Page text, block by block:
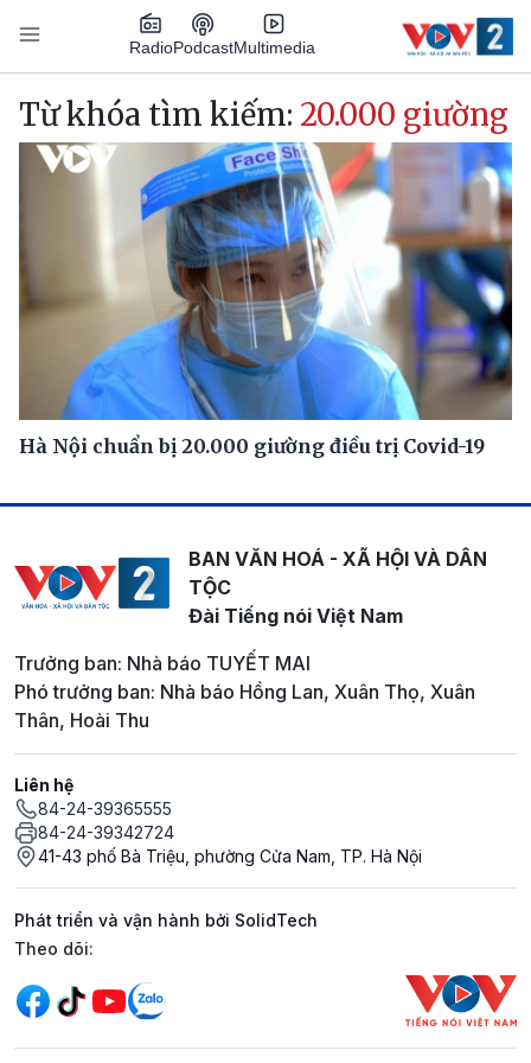
Nhảy đến nội dung
RadioPodcastMultimedia
Main navigation
Từ khóa tìm kiếm: 20.000 giường
Hà Nội chuẩn bị 20.000 giường điều trị Covid-19
BAN VĂN HOÁ - XÃ HỘI VÀ DÂN
TỘC
Đài Tiếng nói Việt Nam
Trưởng ban: Nhà báo TUYẾT MAI
Phó trưởng ban: Nhà báo Hồng Lan, Xuân Thọ, Xuân
Thân, Hoài Thu
Liên hệ
84-24-39365555
84-24-39342724
41-43 phố Bà Triệu, phường Cửa Nam, TP. Hà Nội
Phát triển và vận hành bởi SolidTech
Mạng xã hội
Theo dõi: